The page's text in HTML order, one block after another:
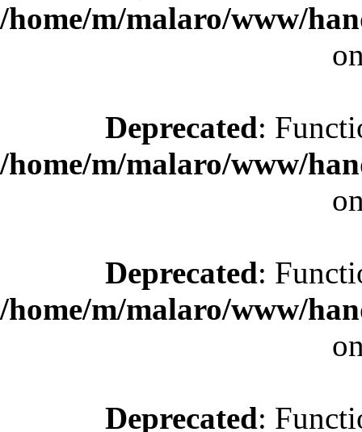
/home/m/malaro/www/
Deprecated:
/home/m/malaro/www/
Deprecated:
/home/m/malaro/www/
Deprecated: